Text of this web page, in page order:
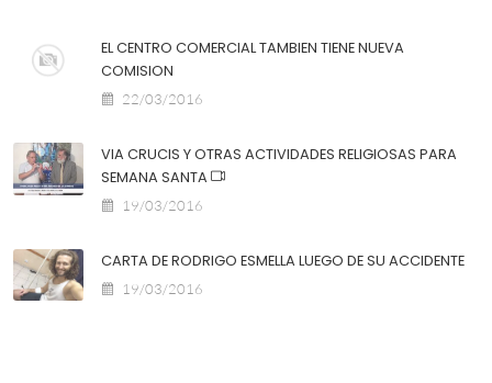
EL CENTRO COMERCIAL TAMBIEN TIENE NUEVA
COMISION
22/03/2016
VIA CRUCIS Y OTRAS ACTIVIDADES RELIGIOSAS PARA
SEMANA SANTA
19/03/2016
CARTA DE RODRIGO ESMELLA LUEGO DE SU ACCIDENTE
19/03/2016